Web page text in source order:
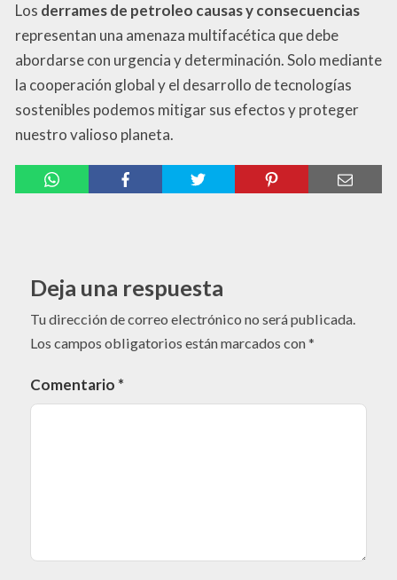
Los derrames de petroleo causas y consecuencias
representan una amenaza multifacética que debe
abordarse con urgencia y determinación. Solo mediante
la cooperación global y el desarrollo de tecnologías
sostenibles podemos mitigar sus efectos y proteger
nuestro valioso planeta.
Deja una respuesta
Tu dirección de correo electrónico no será publicada.
Los campos obligatorios están marcados con*
Comentario *